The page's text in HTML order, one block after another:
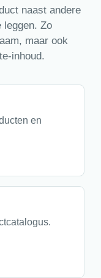
naast andere
leggen. Zo
maar ook
inhoud.
en